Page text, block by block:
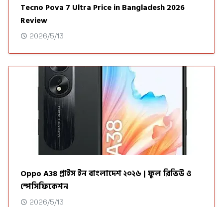
Tecno Pova 7 Ultra Price in Bangladesh 2026
Review
2026/5/13
Oppo A38 প্রাইস ইন বাংলাদেশ ২০২৬ | ফুল রিভিউ ও
স্পেসিফিকেশন
2026/5/13